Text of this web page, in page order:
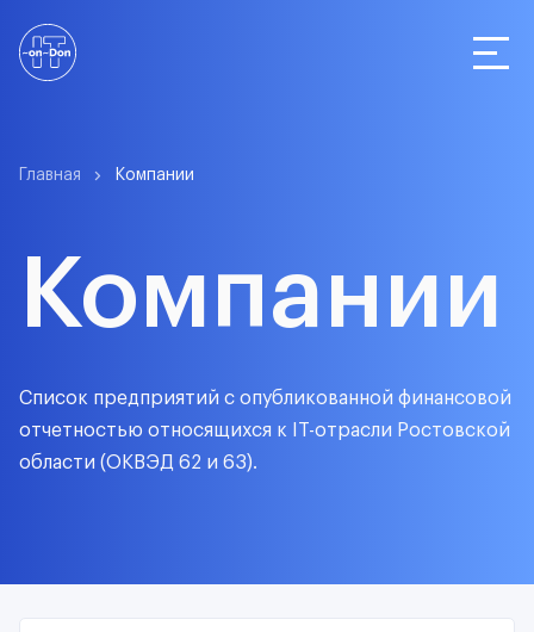
Статистика
Компании
О сервисе
Главная Компании
Компании
Список предприятий с опубликованной финансовой
отчетностью относящихся к IT-отрасли Ростовской
области (ОКВЭД 62 и 63).